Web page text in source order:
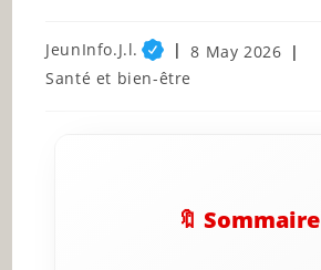
Post
author:
JeunInfo.J.l.
Post
8 May 2026
Post
Santé et bien-être
🔖 Sommaire